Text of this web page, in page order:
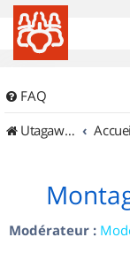
FAQ
UtagawaVTT (Randos VTT et VTTAE avec traces GPS)
Modérateur :